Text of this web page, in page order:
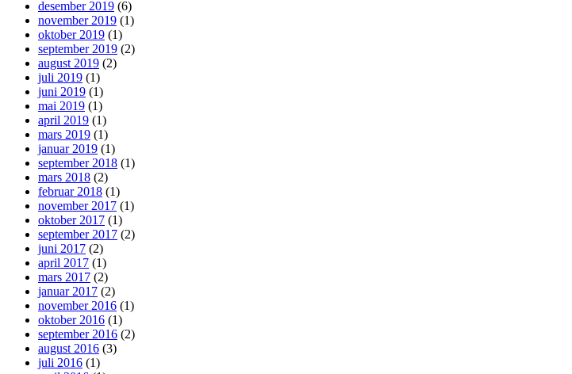
desember 2019 (6)
november 2019 (1)
oktober 2019 (1)
september 2019 (2)
august 2019 (2)
juli 2019 (1)
juni 2019 (1)
mai 2019 (1)
april 2019 (1)
mars 2019 (1)
januar 2019 (1)
september 2018 (1)
mars 2018 (2)
februar 2018 (1)
november 2017 (1)
oktober 2017 (1)
september 2017 (2)
juni 2017 (2)
april 2017 (1)
mars 2017 (2)
januar 2017 (2)
november 2016 (1)
oktober 2016 (1)
september 2016 (2)
august 2016 (3)
juli 2016 (1)